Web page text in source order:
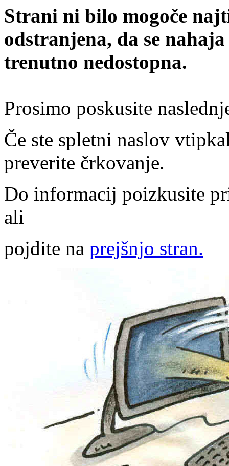
Strani ni bilo mogoče
odstranjena, da se
trenutno nedostopna.
Prosimo poskusite
Če ste spletni naslov
preverite črkovanje.
Do informacij poizkusite
ali
pojdite na prejšnjo stran.